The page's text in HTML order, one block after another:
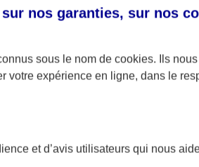
nos garanties, sur nos
sous le nom de cookies. Ils
votre expérience en ligne, dans le
et d’avis utilisateurs qui nous